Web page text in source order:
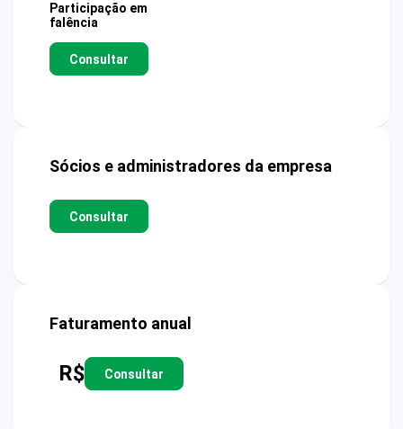
Participação em
falência
Consultar
Sócios e administradores da empresa
Consultar
Faturamento anual
R$ Consultar